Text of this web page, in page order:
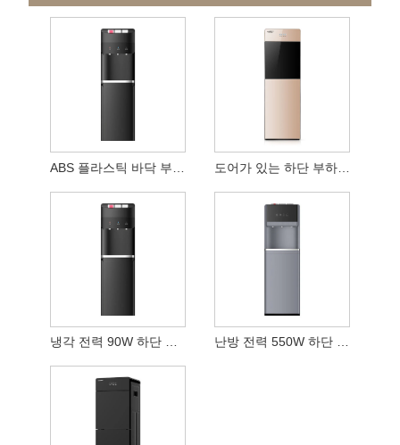
도어가 있는 하단 부하 정수기
냉각 전력 90W 하단 부하 워터 디스펜서 난방 전력 550W 하단 부하 워터 디스펜서